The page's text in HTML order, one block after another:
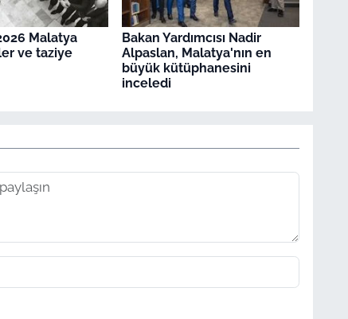
Malatya
ve taziye
Bakan Yardımcısı Nadir
Alpaslan, Malatya'nın en
büyük kütüphanesini
inceledi